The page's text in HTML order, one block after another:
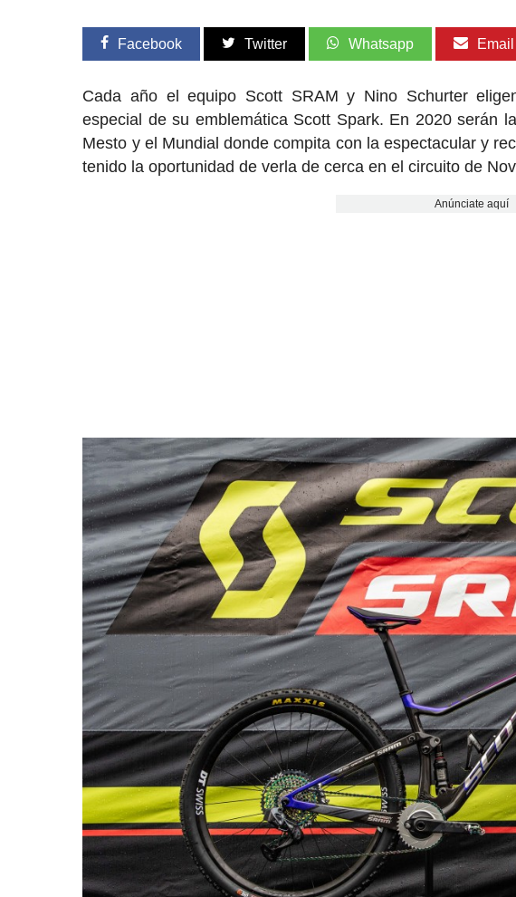
Facebook Twitter Whatsapp Email
Cada año el equipo Scott SRAM y Nino Schurter
especial de su emblemática Scott Spark. En 2020 serán
Mesto y el Mundial donde compita con la espectacular y
tenido la oportunidad de verla de cerca en el circuito de
Anúnciate aquí